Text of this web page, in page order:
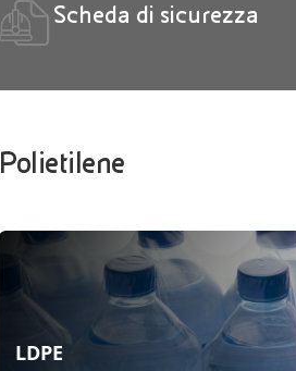
Scheda di sicurezza
Polietilene
LDPE